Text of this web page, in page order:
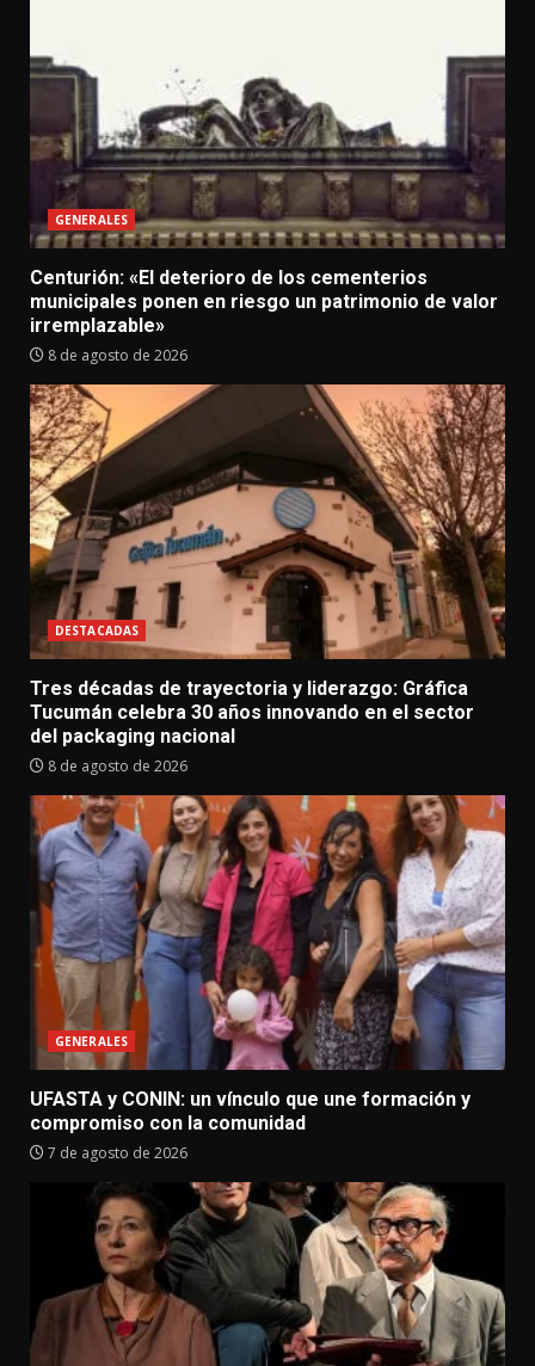
GENERALES
Centurión: «El deterioro de los cementerios
municipales ponen en riesgo un patrimonio de valor
irremplazable»
8 de agosto de 2026
DESTACADAS
Tres décadas de trayectoria y liderazgo: Gráfica
Tucumán celebra 30 años innovando en el sector
del packaging nacional
8 de agosto de 2026
GENERALES
UFASTA y CONIN: un vínculo que une formación y
compromiso con la comunidad
7 de agosto de 2026